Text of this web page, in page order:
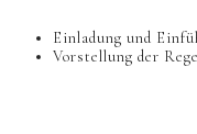
Einladung und
Vorstellung der